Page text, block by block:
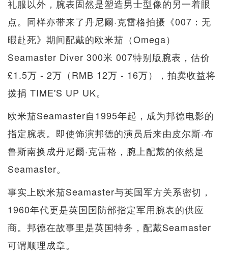
礼服以外，腕表固然是塑造男士型像的另一着眼
点。同样亦带来了丹尼爾·克雷格拍摄《007：无
暇赴死》期间配戴的欧米茄（Omega）
Seamaster Diver 300米 007特别版腕表，估价
£1.5万 - 2万（RMB 12万 - 16万），拍卖收益将
拨捐 TIME'S UP UK。
欧米茄Seamaster自1995年起，成为邦德电影的
指定腕表。即使饰演邦德的演员后来由皮尔斯·布
鲁斯南换成丹尼爾·克雷格，腕上配戴的依然是
Seamaster。
事实上欧米茄Seamaster与英国军方关系密切，
1960年代更是英国国防部指定军用腕表的供应
商。邦德在故事里是英国特务，配戴Seamaster
可谓顺理成章。